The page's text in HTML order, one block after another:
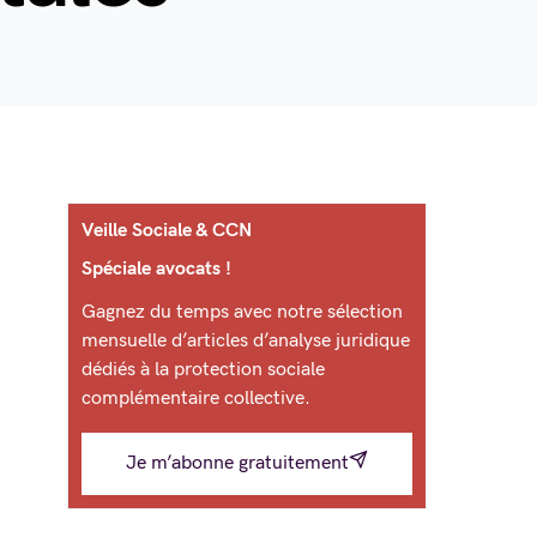
Veille Sociale & CCN
Spéciale avocats !
Gagnez du temps avec notre sélection
mensuelle d’articles d’analyse juridique
dédiés à la protection sociale
complémentaire collective.
Je m’abonne gratuitement